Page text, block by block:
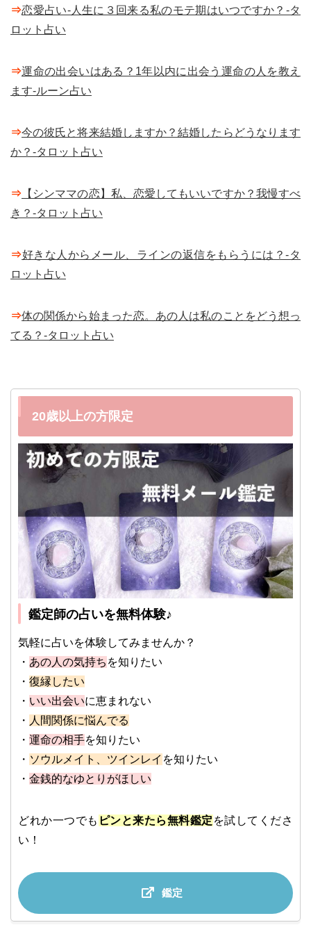
⇒恋愛占い-人生に３回来る私のモテ期はいつですか？-タ
ロット占い
⇒運命の出会いはある？1年以内に出会う運命の人を教え
ます-ルーン占い
⇒今の彼氏と将来結婚しますか？結婚したらどうなります
か？-タロット占い
⇒ 【シンママの恋】私、恋愛してもいいですか？我慢すべ
き？-タロット占い
⇒好きな人からメール、ラインの返信をもらうには？-タ
ロット占い
⇒体の関係から始まった恋。あの人は私のことをどう想っ
てる？-タロット占い
20歳以上の方限定
鑑定師の占いを無料体験♪
気軽に占いを体験してみませんか？
・ あの人の気持ち を知りたい
・ 復縁したい
・ いい出会いに恵まれない
・ 人間関係に悩んでる
・ 運命の相手を知りたい
・ ソウルメイト、ツインレイ を知りたい
・ 金銭的なゆとりがほしい
どれか一つでも ピンと来たら無料鑑定 を試してくださ
い！
鑑定